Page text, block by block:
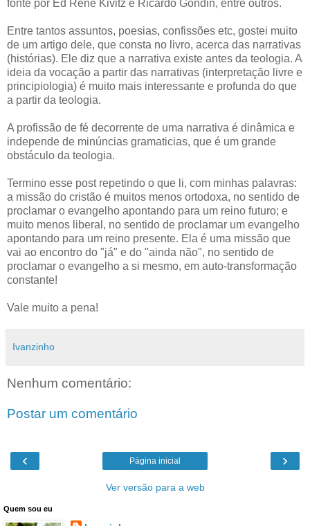
fonte por Ed René Kivitz e Ricardo Gondin, entre outros.
Entre tantos assuntos, poesias, confissões etc, gostei muito
de um artigo dele, que consta no livro, acerca das narrativas
(histórias). Ele diz que a narrativa existe antes da teologia. A
ideia da vocação a partir das narrativas (interpretação livre e
principiologia) é muito mais interessante e profunda do que
a partir da teologia.
A profissão de fé decorrente de uma narrativa é dinâmica e
independe de minúncias gramaticias, que é um grande
obstáculo da teologia.
Termino esse post repetindo o que li, com minhas palavras:
a missão do cristão é muitos menos ortodoxa, no sentido de
proclamar o evangelho apontando para um reino futuro; e
muito menos liberal, no sentido de proclamar um evangelho
apontando para um reino presente. Ela é uma missão que
vai ao encontro do "já" e do "ainda não", no sentido de
proclamar o evangelho a si mesmo, em auto-transformação
constante!
Vale muito a pena!
Ivanzinho
Nenhum comentário:
Postar um comentário
‹ ›
Página inicial
Ver versão para a web
Quem sou eu